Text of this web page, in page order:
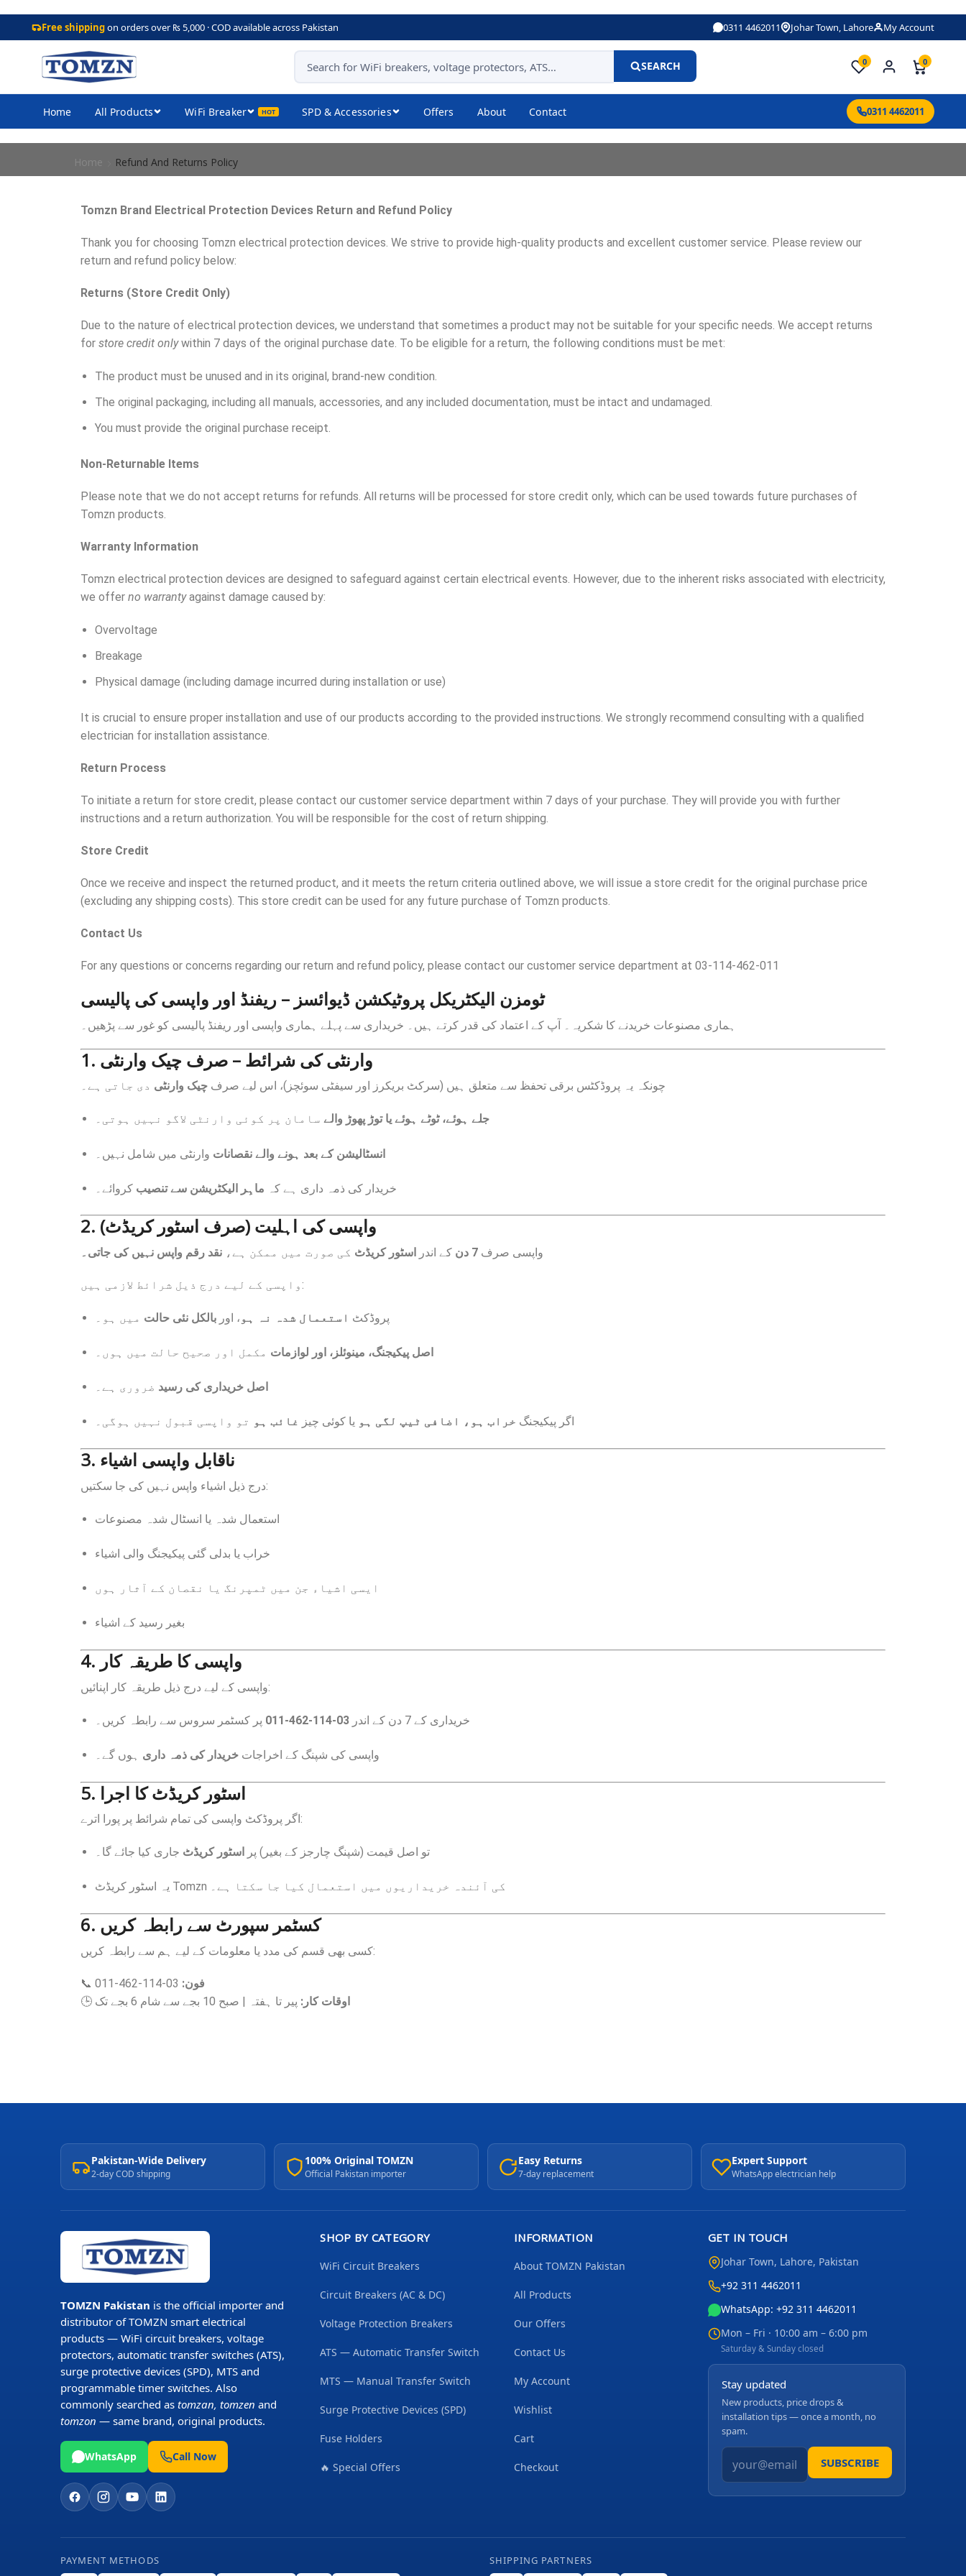
Free shippingon orders over ₨ 5,000 · COD available across Pakistan 0311 4462011 Johar Town, Lahore My Account
SEARCH 0 0
Home All Products WiFi Breaker SPD & Accessories Offers About Contact 0311 4462011
Home Refund And Returns Policy
Tomzn Brand Electrical Protection Devices Return and Refund Policy
Thank you for choosing Tomzn electrical protection devices. We strive to provide high-quality products and excellent customer service. Please review our
return and refund policy below:
Returns (Store Credit Only)
Due to the nature of electrical protection devices, we understand that sometimes a product may not be suitable for your specific needs. We accept returns
for store credit onlywithin 7 days of the original purchase date. To be eligible for a return, the following conditions must be met:
The product must be unused and in its original, brand-new condition.
The original packaging, including all manuals, accessories, and any included documentation, must be intact and undamaged.
You must provide the original purchase receipt.
Non-Returnable Items
Please note that we do not accept returns for refunds. All returns will be processed for store credit only, which can be used towards future purchases of
Tomzn products.
Warranty Information
Tomzn electrical protection devices are designed to safeguard against certain electrical events. However, due to the inherent risks associated with electricity,
we offer no warrantyagainst damage caused by:
Overvoltage
Breakage
Physical damage (including damage incurred during installation or use)
It is crucial to ensure proper installation and use of our products according to the provided instructions. We strongly recommend consulting with a qualified
electrician for installation assistance.
Return Process
To initiate a return for store credit, please contact our customer service department within 7 days of your purchase. They will provide you with further
instructions and a return authorization. You will be responsible for the cost of return shipping.
Store Credit
Once we receive and inspect the returned product, and it meets the return criteria outlined above, we will issue a store credit for the original purchase price
(excluding any shipping costs). This store credit can be used for any future purchase of Tomzn products.
Contact Us
For any questions or concerns regarding our return and refund policy, please contact our customer service department at 03-114-462-011
ٹومزن الیکٹریکل پروٹیکشن ڈیوائسز – ریفنڈ اور واپسی کی پالیسی
ہماری مصنوعات خریدنے کا شکریہ۔ آپ کے اعتماد کی قدر کرتے ہیں۔ خریداری سے پہلے ہماری واپسی اور ریفنڈ پالیسی کو غور سے پڑھیں۔
1. وارنٹی کی شرائط – صرف چیک وارنٹی
چونکہ یہ پروڈکٹس برقی تحفظ سے متعلق ہیں (سرکٹ بریکرز اور سیفٹی سوئچز)، اس لیے صرف چیک وارنٹی دی جاتی ہے۔
جلے ہوئے، ٹوٹے ہوئے یا توڑ پھوڑ والے سامان پر کوئی وارنٹی لاگو نہیں ہوتی۔
انسٹالیشن کے بعد ہونے والے نقصانات وارنٹی میں شامل نہیں۔
خریدار کی ذمہ داری ہے کہ ماہِر الیکٹریشن سے تنصیب کروائے۔
2. واپسی کی اہلیت (صرف اسٹور کریڈٹ)
واپسی صرف 7 دن کے اندر اسٹور کریڈٹ کی صورت میں ممکن ہے، نقد رقم واپس نہیں کی جاتی۔
واپسی کے لیے درج ذیل شرائط لازمی ہیں:
پروڈکٹ استعمال شدہ نہ ہو ، اور بالکل نئی حالت میں ہو۔
اصل پیکیجنگ، مینوئلز، اور لوازمات مکمل اور صحیح حالت میں ہوں۔
اصل خریداری کی رسید ضروری ہے۔
اگر پیکیجنگ خراب ہو، اضافی ٹیپ لگی ہو یا کوئی چیز غائب ہو تو واپسی قبول نہیں ہوگی۔
3. ناقابل واپسی اشیاء
درج ذیل اشیاء واپس نہیں کی جا سکتیں:
استعمال شدہ یا انسٹال شدہ مصنوعات
خراب یا بدلی گئی پیکیجنگ والی اشیاء
ایسی اشیاء جن میں ٹمپرنگ یا نقصان کے آثار ہوں
بغیر رسید کے اشیاء
4. واپسی کا طریقہ کار
واپسی کے لیے درج ذیل طریقہ کار اپنائیں:
خریداری کے 7 دن کے اندر 03-114-462-011 پر کسٹمر سروس سے رابطہ کریں۔
واپسی کی شپنگ کے اخراجات خریدار کی ذمہ داری ہوں گے۔
5. اسٹور کریڈٹ کا اجرا
اگر پروڈکٹ واپسی کی تمام شرائط پر پورا اترے:
تو اصل قیمت (شپنگ چارجز کے بغیر) پر اسٹور کریڈٹ جاری کیا جائے گا۔
یہ اسٹور کریڈٹ Tomzn کی آئندہ خریداریوں میں استعمال کیا جا سکتا ہے۔
6. کسٹمر سپورٹ سے رابطہ کریں
کسی بھی قسم کی مدد یا معلومات کے لیے ہم سے رابطہ کریں:
📞 فون:
🕒
اوقات کار: پیر تا ہفتہ | صبح 10 بجے سے شام 6 بجے تک
Pakistan-Wide Delivery
2-day COD shipping
100% Original TOMZN
Official Pakistan importer
Easy Returns
7-day replacement
Expert Support
WhatsApp electrician help
TOMZN Pakistan is the official importer and
distributor of TOMZN smart electrical
products — WiFi circuit breakers, voltage
protectors, automatic transfer switches (ATS),
surge protective devices (SPD), MTS and
programmable timer switches. Also
commonly searched as tomzan, tomzen and
tomzon — same brand, original products.
WhatsApp Call Now
SHOP BY CATEGORY
WiFi Circuit Breakers
Circuit Breakers (AC & DC)
Voltage Protection Breakers
ATS — Automatic Transfer Switch
MTS — Manual Transfer Switch
Surge Protective Devices (SPD)
Fuse Holders
🔥 Special Offers
INFORMATION
About TOMZN Pakistan
All Products
Our Offers
Contact Us
My Account
Wishlist
Cart
Checkout
GET IN TOUCH
Johar Town, Lahore, Pakistan
+92 311 4462011
WhatsApp: +92 311 4462011
Mon – Fri · 10:00 am – 6:00 pm
Saturday & Sunday closed
Stay updated
New products, price drops &
installation tips — once a month, no
spam.
SUBSCRIBE
PAYMENT METHODS SHIPPING PARTNERS